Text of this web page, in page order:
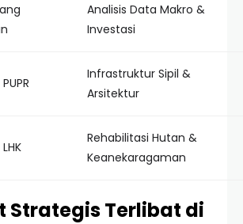
Analisis Data Makro &
Investasi
Infrastruktur Sipil &
Arsitektur
Rehabilitasi Hutan &
Keanekaragaman
Strategis Terlibat di